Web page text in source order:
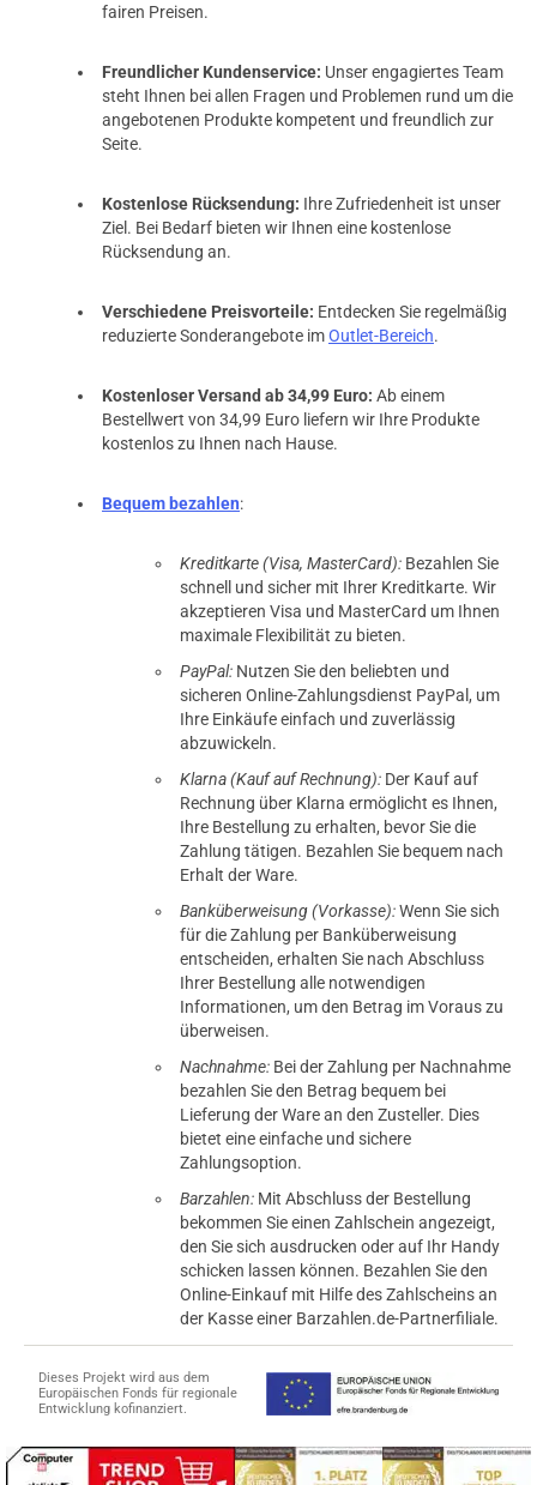
fairen Preisen.
Freundlicher Kundenservice: Unser engagiertes Team
steht Ihnen bei allen Fragen und Problemen rund um die
angebotenen Produkte kompetent und freundlich zur
Seite.
Kostenlose Rücksendung: Ihre Zufriedenheit ist unser
Ziel. Bei Bedarf bieten wir Ihnen eine kostenlose
Rücksendung an.
Verschiedene Preisvorteile: Entdecken Sie regelmäßig
reduzierte Sonderangebote imOutlet-Bereich.
Kostenloser Versand ab 34,99 Euro: Ab einem
Bestellwert von 34,99 Euro liefern wir Ihre Produkte
kostenlos zu Ihnen nach Hause.
Bequem bezahlen:
Kreditkarte (Visa, MasterCard): Bezahlen Sie
schnell und sicher mit Ihrer Kreditkarte. Wir
akzeptieren Visa und MasterCard um Ihnen
maximale Flexibilität zu bieten.
PayPal: Nutzen Sie den beliebten und
sicheren Online-Zahlungsdienst PayPal, um
Ihre Einkäufe einfach und zuverlässig
abzuwickeln.
Klarna (Kauf auf Rechnung): Der Kauf auf
Rechnung über Klarna ermöglicht es Ihnen,
Ihre Bestellung zu erhalten, bevor Sie die
Zahlung tätigen. Bezahlen Sie bequem nach
Erhalt der Ware.
Banküberweisung (Vorkasse):Wenn Sie sich
für die Zahlung per Banküberweisung
entscheiden, erhalten Sie nach Abschluss
Ihrer Bestellung alle notwendigen
Informationen, um den Betrag im Voraus zu
überweisen.
Nachnahme: Bei der Zahlung per Nachnahme
bezahlen Sie den Betrag bequem bei
Lieferung der Ware an den Zusteller. Dies
bietet eine einfache und sichere
Zahlungsoption.
Barzahlen: Mit Abschluss der Bestellung
bekommen Sie einen Zahlschein angezeigt,
den Sie sich ausdrucken oder auf Ihr Handy
schicken lassen können. Bezahlen Sie den
Online-Einkauf mit Hilfe des Zahlscheins an
der Kasse einer Barzahlen.de-Partnerfiliale.
Dieses Projekt wird aus dem
Europäischen Fonds für regionale
Entwicklung kofinanziert.